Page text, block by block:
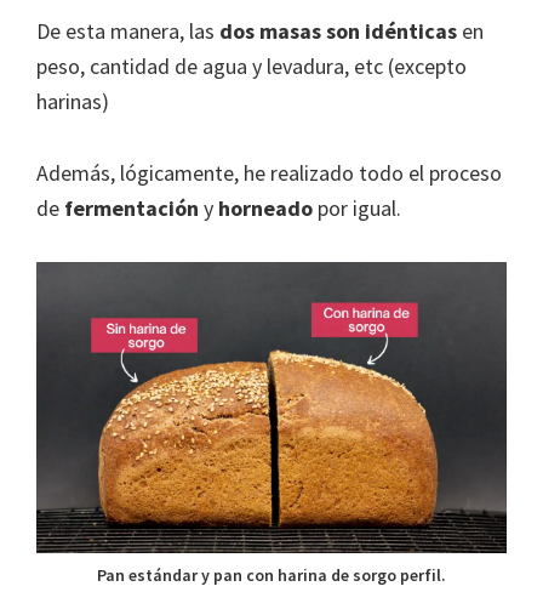
De esta manera, las dos masas son idénticas en
peso, cantidad de agua y levadura, etc (excepto
harinas)
Además, lógicamente, he realizado todo el proceso
de fermentación y horneado por igual.
Pan estándar y pan con harina de sorgo perfil.